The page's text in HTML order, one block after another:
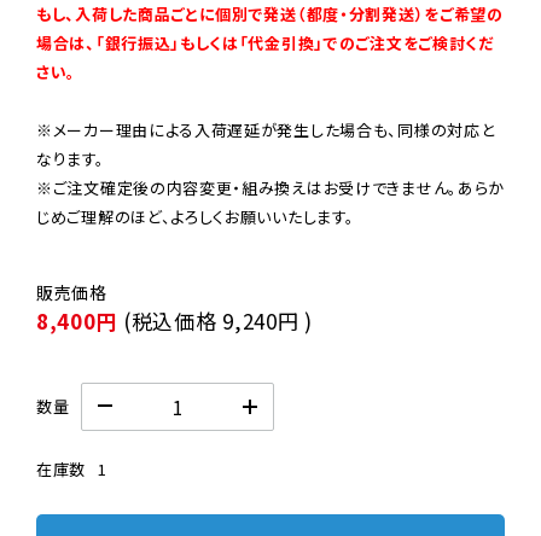
もし、入荷した商品ごとに個別で発送（都度・分割発送）をご希望の
場合は、「銀行振込」もしくは「代金引換」でのご注文をご検討くだ
さい。
※メーカー理由による入荷遅延が発生した場合も、同様の対応と
なります。
※ご注文確定後の内容変更・組み換えはお受けできません。あらか
じめご理解のほど、よろしくお願いいたします。
8,400円 (税込価格 9,240円 )
数量
在庫数 1